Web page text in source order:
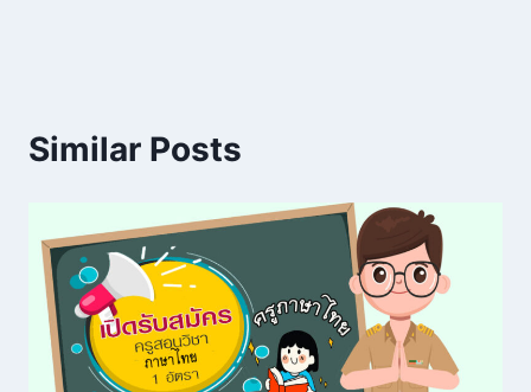
Similar Posts